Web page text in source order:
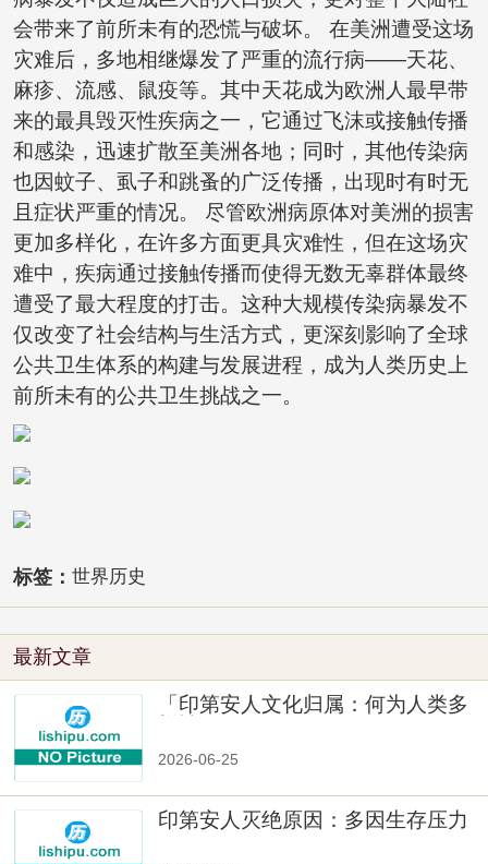
会带来了前所未有的恐慌与破坏。 在美洲遭受这场
灾难后，多地相继爆发了严重的流行病——天花、
麻疹、流感、鼠疫等。其中天花成为欧洲人最早带
来的最具毁灭性疾病之一，它通过飞沫或接触传播
和感染，迅速扩散至美洲各地；同时，其他传染病
也因蚊子、虱子和跳蚤的广泛传播，出现时有时无
且症状严重的情况。 尽管欧洲病原体对美洲的损害
更加多样化，在许多方面更具灾难性，但在这场灾
难中，疾病通过接触传播而使得无数无辜群体最终
遭受了最大程度的打击。这种大规模传染病暴发不
仅改变了社会结构与生活方式，更深刻影响了全球
公共卫生体系的构建与发展进程，成为人类历史上
前所未有的公共卫生挑战之一。
标签： 世界历史
最新文章
「印第安人文化归属：何为人类多
2026-06-25
印第安人灭绝原因：多因生存压力